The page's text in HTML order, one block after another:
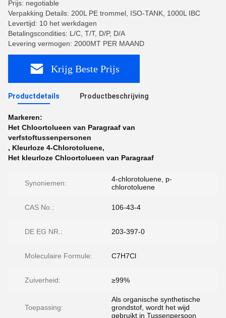
Prijs: negotiable
Verpakking Details: 200L PE trommel, ISO-TANK, 1000L IBC
Levertijd: 10 het werkdagen
Betalingscondities: L/C, T/T, D/P, D/A
Levering vermogen: 2000MT PER MAAND
Krijg Beste Prijs
Productdetails Productbeschrijving
Markeren:
Het Chloortolueen van Paragraaf van
verfstoftussenpersonen
, Kleurloze 4-Chlorotoluene,
Het kleurloze Chloortolueen van Paragraaf
Synoniemen:
4-chlorotoluene, p-
chlorotoluene
CAS No.: 106-43-4
DE EG NR.: 203-397-0
Moleculaire Formule: C7H7Cl
Zuiverheid: ≥99%
Toepassing:
Als organische synthetische
grondstof, wordt het wijd
gebruikt in Tussenpersoon